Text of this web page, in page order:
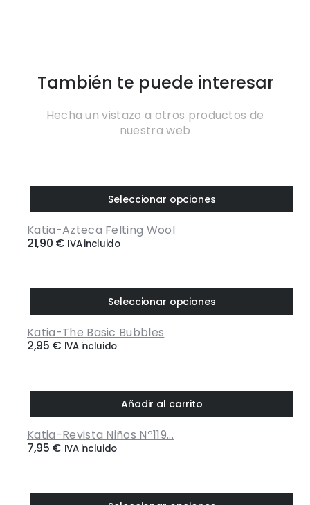
También te puede interesar
Hecha un vistazo a otros productos de
nuestra web
Seleccionar opciones
producto
opciones
pueden
página
de
producto
Katia-Azteca Felting Wool
21,90 € IVA incluido
Seleccionar opciones
producto
Las
se
pueden
Katia-The Basic Bubbles
2,95 € IVA incluido
Añadir al carrito
Katia-Revista Niños Nº119...
7,95 € IVA incluido